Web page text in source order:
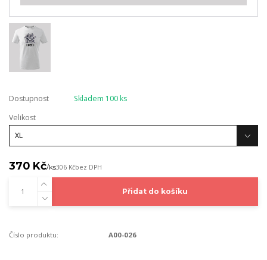
Dostupnost
Skladem 100 ks
Velikost
370 Kč/ks306 Kčbez DPH
Přidat do košíku
Číslo produktu: A00-026